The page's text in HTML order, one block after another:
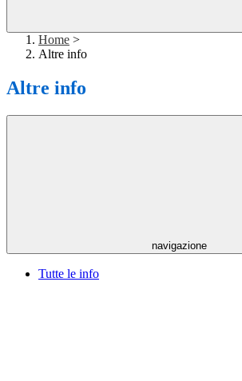
Home >
Altre info
Altre info
navigazione
Tutte le info